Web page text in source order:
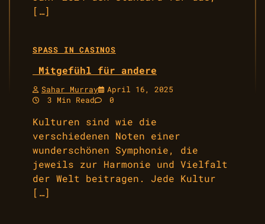
[…]
SPASS IN CASINOS
Mitgefühl für andere
Sahar Murray
April 16, 2025
3 Min Read
0
Kulturen sind wie die
verschiedenen Noten einer
wunderschönen Symphonie, die
jeweils zur Harmonie und Vielfalt
der Welt beitragen. Jede Kultur
[…]